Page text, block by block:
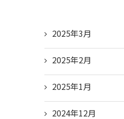
2025年3月
2025年2月
2025年1月
2024年12月